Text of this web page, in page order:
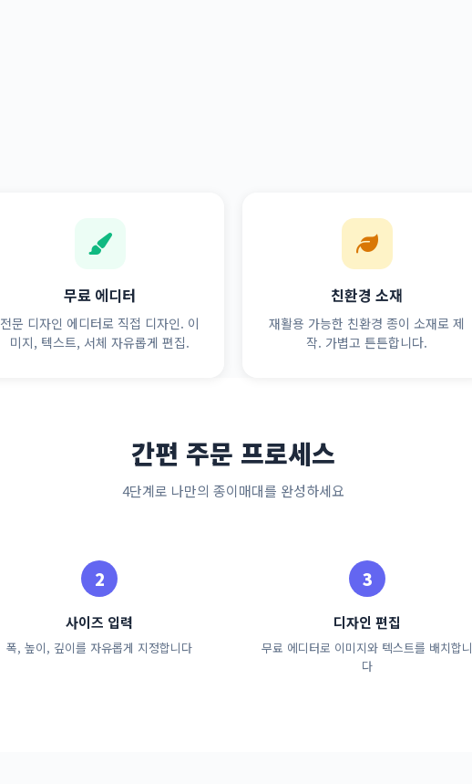
무료 에디터
전문 디자인 에디터로 직접 디자인. 이
미지, 텍스트, 서체 자유롭게 편집.
친환경 소재
재활용 가능한 친환경 종이 소재로 제
작. 가볍고 튼튼합니다.
간편 주문 프로세스
4단계로 나만의 종이매대를 완성하세요
사이즈 입력
폭, 높이, 깊이를 자유롭게 지정합니다
디자인 편집
무료 에디터로 이미지와 텍스트를 배치합니
다